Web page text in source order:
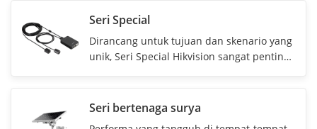
Seri Special
Dirancang untuk tujuan dan skenario yang
unik, Seri Special Hikvision sangat penting
ditawarkan kamera jaringan standar.
Seri bertenaga surya